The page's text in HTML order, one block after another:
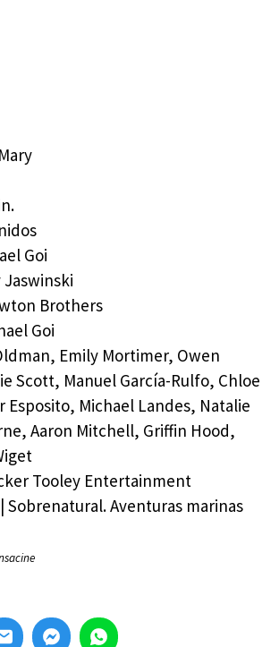
Goi
Brothers
Goi
Emily Mortimer, Owen
Scott, Manuel García-Rulfo, Chloe
Michael Landes, Natalie
Aaron Mitchell, Griffin Hood,
Tooley Entertainment
Sobrenatural. Aventuras marinas